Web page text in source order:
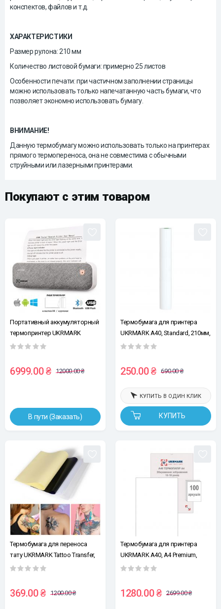
конспектов, файлов и т.д.
ХАРАКТЕРИСТИКИ
Размер рулона: 210 мм
Количество листовой бумаги: примерно 25 листов
Особенности печати: при частичном заполнении страницы
можно использовать только напечатанную часть бумаги, что
позволяет экономно использовать бумагу.
ВНИМАНИЕ!
Данную термобумагу можно использовать только на принтерах
прямого термопереноса, она не совместима с обычными
струйными или лазерными принтерами.
Покупают с этим товаром
Портативный аккумуляторный
термопринтер UKRMARK
A40GR, для печати на
серый
6999.00 ₴ 12000.00 ₴
В пути (Заказать)
Термобумага для принтера
UKRMARK A40, Standard, 210мм,
рулон, изображение хранится
250.00 ₴ 690.00 ₴
КУПИТЬ
КУПИТЬ В ОДИН КЛИК
Термобумага для переноса
тату UKRMARK Tattoo Transfer,
уп.15 листов А4, для
и M08, тату-бумага для тату
салонов
369.00 ₴ 1200.00 ₴
Термобумага для принтера
UKRMARK A40, А4 Premium,
сохранение изображения 10-15
1280.00 ₴ 2699.00 ₴